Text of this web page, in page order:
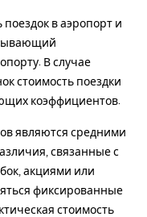
в аэропорт и
В случае
стоимость поездки
коэффициентов.
являются средними
связанные с
акциями или
фиксированные
стоимость